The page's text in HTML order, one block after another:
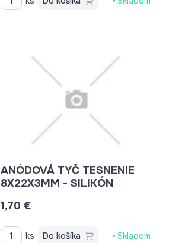
ANÓDOVÁ TYČ TESNENIE
8X22X3MM - SILIKÓN
1,70 €
ks Do košíka Skladom